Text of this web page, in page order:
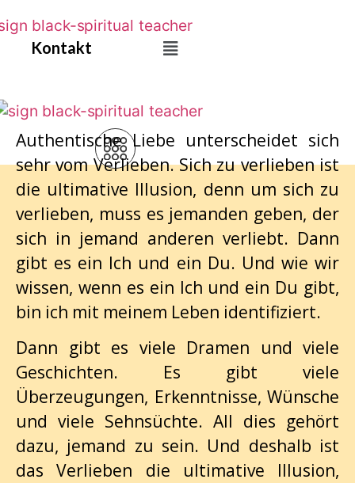
to
content
Main
Kontakt
Authentische Liebe unterscheidet sich
sehr vom Verlieben. Sich zu verlieben ist
die ultimative Illusion, denn um sich zu
verlieben, muss es jemanden geben, der
sich in jemand anderen verliebt. Dann
gibt es ein Ich und ein Du. Und wie wir
wissen, wenn es ein Ich und ein Du gibt,
bin ich mit meinem Leben identifiziert.
Dann gibt es viele Dramen und viele
Geschichten. Es gibt viele
Überzeugungen, Erkenntnisse, Wünsche
und viele Sehnsüchte. All dies gehört
dazu, jemand zu sein. Und deshalb ist
das Verlieben die ultimative Illusion,